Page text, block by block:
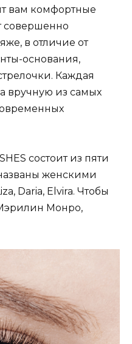
вам комфортные
совершенно
в отличие от
основания,
Каждая
вручную из самых
состоит из пяти
женскими
Daria, Elvira. Чтобы
Монро,